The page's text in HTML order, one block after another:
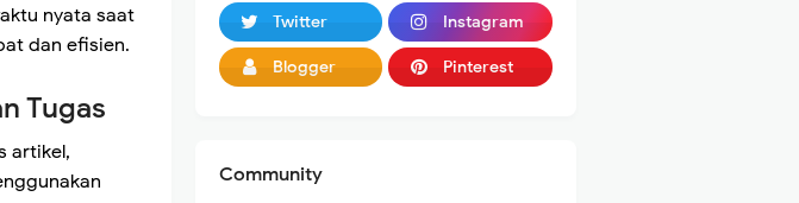
nyata saat
dan efisien.
Tugas
artikel,
Twitter Instagram
Blogger Pinterest
Community